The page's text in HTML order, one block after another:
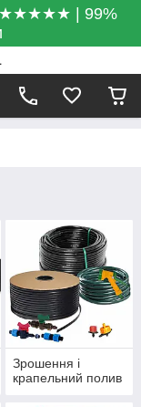
★★★★★ | 99%
Зрошення і
крапельний полив